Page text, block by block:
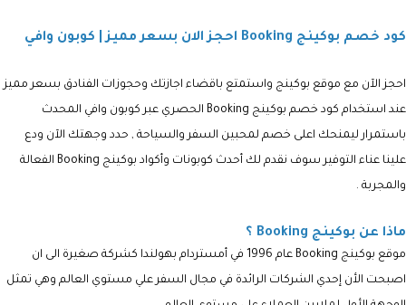
كود خصم بوكينج Booking احجز الان بسعر مميز | كوبون وافي
احجز الآن مع موقع بوكينج واستمتع باقضاء اجازتك وحجوزات الفنادق بسعر مميز
عند استخدام كود خصم بوكينج Booking الحصري عبر كوبون وافي المحدث
باستمرار ليمنحك اعلى خصم لمحبين السفر والسياحة , حدد وجهتك الآن ودع
علينا عناء التوفير سوف نقدم لك أحدث كوبونات وأكواد بوكينج Booking الفعالة
والمجربة .
ماذا عن بوكينج Booking ؟
موقع بوكينج Booking عام 1996 في أمستردام بهولندا كشركة صغيرة الى ان
اصبحت الأن إحدي الشركات الرائدة في مجال السفر علي مستوي العالم وهي تمثل